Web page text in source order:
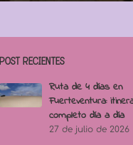
POST RECIENTES
Ruta de 4 días en
Fuerteventura:
completo día a día
27 de julio de 2026